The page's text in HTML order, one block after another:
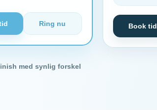
Ring nu Book tid
med synlig forskel